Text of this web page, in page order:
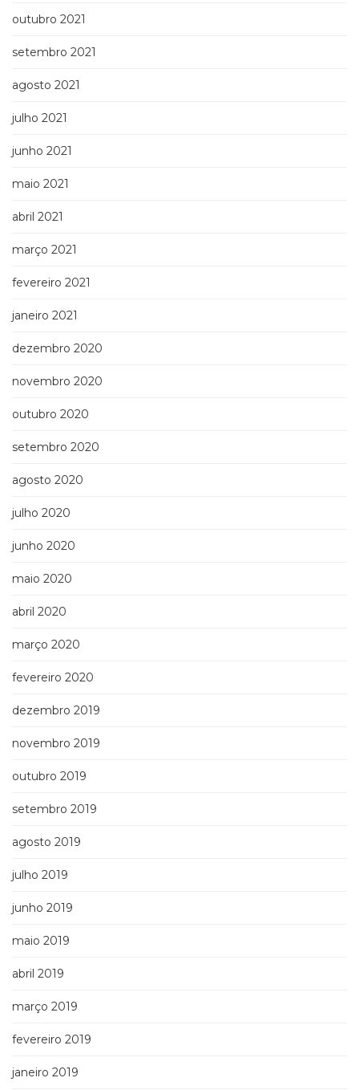
outubro 2021
setembro 2021
agosto 2021
julho 2021
junho 2021
maio 2021
abril 2021
março 2021
fevereiro 2021
janeiro 2021
dezembro 2020
novembro 2020
outubro 2020
setembro 2020
agosto 2020
julho 2020
junho 2020
maio 2020
abril 2020
março 2020
fevereiro 2020
dezembro 2019
novembro 2019
outubro 2019
setembro 2019
agosto 2019
julho 2019
junho 2019
maio 2019
abril 2019
março 2019
fevereiro 2019
janeiro 2019